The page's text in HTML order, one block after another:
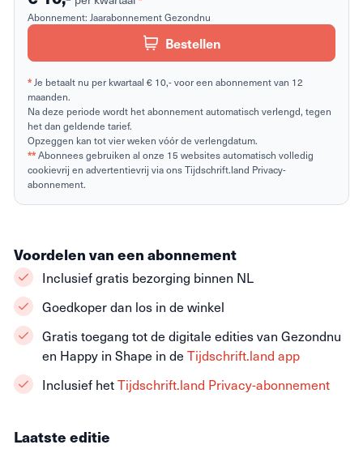
Abonnement: Jaarabonnement Gezondnu
Bestellen
*Je betaalt nu per kwartaal € 10,- voor een abonnement van 12
maanden.
Na deze periode wordt het abonnement automatisch verlengd, tegen
het dan geldende tarief.
Opzeggen kan tot vier weken vóór de verlengdatum.
**Abonnees gebruiken al onze 15 websites automatisch volledig
cookievrij en advertentievrij via ons Tijdschrift.land Privacy-
abonnement.
Laatste editie
Voordelen van een abonnement
Inclusief gratis bezorging binnen NL
Goedkoper dan los in de winkel
Gratis toegang tot de digitale edities van Gezondnu
en Happy in Shape in de Tijdschrift.land app
Inclusief hetTijdschrift.land Privacy-abonnement